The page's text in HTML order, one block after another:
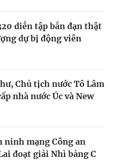
diễn tập bắn đạn thật
dự bị động viên
Chủ tịch nước Tô Lâm
nhà nước Úc và New
ninh mạng Công an
đoạt giải Nhì bảng C